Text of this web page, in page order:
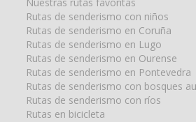
Nuestras rutas favoritas
Rutas de senderismo con niños
Rutas de senderismo en Coruña
Rutas de senderismo en Lugo
Rutas de senderismo en Ourense
Rutas de senderismo en Pontevedra
Rutas de senderismo con bosques
Rutas de senderismo con ríos
Rutas en bicicleta